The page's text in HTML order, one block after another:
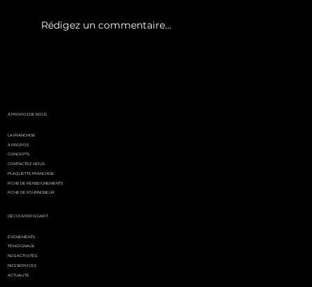
Rédigez un commentaire...
DÉCOUVRIR GIGAFIT
ÉVÉNEMENTS
TÉMOIGNAGE
NOS ACTIVITÉS
NOS SERVICES
ACTUALITÉ
À PROPOS DE NOUS
LA FRANCHISE
À PROPOS
CONCEPTS
CONTACTEZ-NOUS
PLAQUETTE FRANCHISE
FICHE DE RENSEIGNEMENTS
FICHE DE FOURNISSEUR